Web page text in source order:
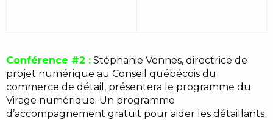
Conférence #2 : Stéphanie Vennes, directrice de
projet numérique au Conseil québécois du
commerce de détail, présentera le programme du
Virage numérique. Un programme
d’accompagnement gratuit pour aider les détaillants